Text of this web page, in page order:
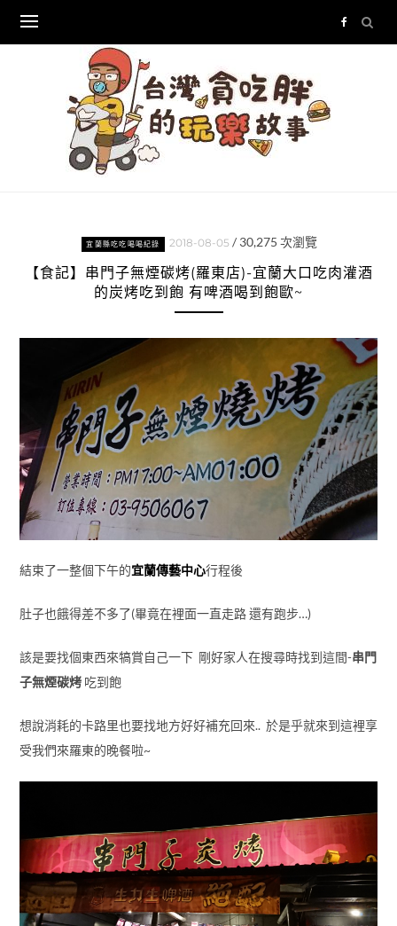
content
宜蘭縣吃吃喝喝紀錄 2018-08-05 / 30,275 次瀏覽
【食記】串門子無煙碳烤(羅東店)-宜蘭大口吃肉灌酒
的炭烤吃到飽 有啤酒喝到飽歐~
結束了一整個下午的宜蘭傳藝中心行程後
肚子也餓得差不多了(畢竟在裡面一直走路 還有跑步…)
該是要找個東西來犒賞自己一下 剛好家人在搜尋時找到這間-串門
子無煙碳烤吃到飽
想說消耗的卡路里也要找地方好好補充回來.. 於是乎就來到這裡享
受我們來羅東的晚餐啦~